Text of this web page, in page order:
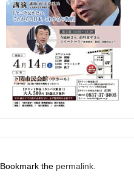
Bookmark the permalink